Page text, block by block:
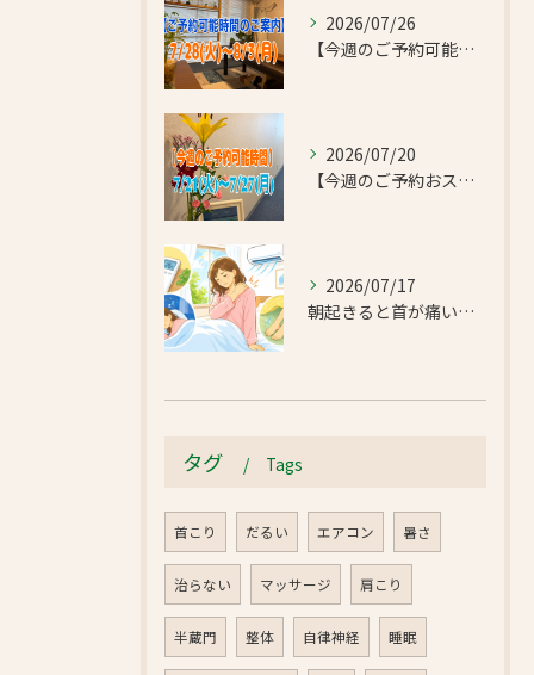
2026/07/26
【今週のご予約可能時間のご案内】2026/7/28(火)~8/3(月)
2026/07/20
【今週のご予約おススメ時間のご案内】2026/7/21(火)~7/27(月)
2026/07/17
朝起きると首が痛い…エアコンの冷えで首肩こりと足のだるさが気になったお客様｜半蔵門 首肩リフレッシュ整体院
タグ Tags
首こり だるい エアコン 暑さ
治らない マッサージ 肩こり
半蔵門 整体 自律神経 睡眠